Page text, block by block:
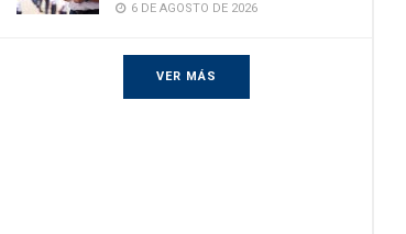
6 DE AGOSTO DE 2026
VER MÁS